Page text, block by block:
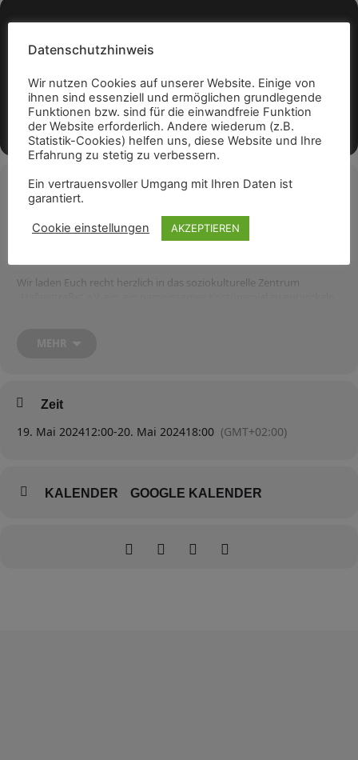
Veranstaltungsdetails
Ein Projekt für Kinder und Jugendliche zwischen 6 und 17 Jahren.
Die Teilnahme am Projekt ist für Euch kostenlos!
Wir laden Euch recht herzlich in das soziokulturelle Zentrum
Tel.-Nr.: 0157/50808483
Zeit
19. Mai 202412:00-20. Mai 202418:00 (GMT+02:00)
KALENDER GOOGLE KALENDER
Datenschutzhinweis
Wir nutzen Cookies auf unserer Website. Einige von
ihnen sind essenziell und ermöglichen grundlegende
Funktionen bzw. sind für die einwandfreie Funktion
der Website erforderlich. Andere wiederum (z.B.
Statistik-Cookies) helfen uns, diese Website und Ihre
Erfahrung zu stetig zu verbessern.
Ein vertrauensvoller Umgang mit Ihren Daten ist
garantiert.
Cookie einstellungen AKZEPTIEREN